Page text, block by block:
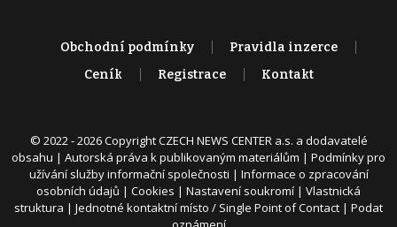
Obchodní podmínky
Pravidla inzerce
Ceník
Registrace Kontakt
© 2022 - 2026 Copyright CZECH NEWS CENTER a.s. a dodavatelé
obsahu | Autorská práva k publikovaným materiálům | Podmínky pro
užívání služby informační společnosti | Informace o zpracování
osobních údajů | Cookies | Nastavení soukromí | Vlastnická
struktura | Jednotné kontaktní místo / Single Point of Contact | Podat